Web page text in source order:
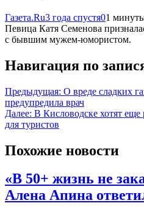
Газета.Ru3 года спустя01
Певица Катя Семенова
с бывшим мужем-юмористом.
Навигация по
Предыдущая: О вреде сладких
предупредила врач
Далее: В Кисловодске хотят еще
для туристов
Похожие новости
«В 50+ жизнь не
Алена Апина